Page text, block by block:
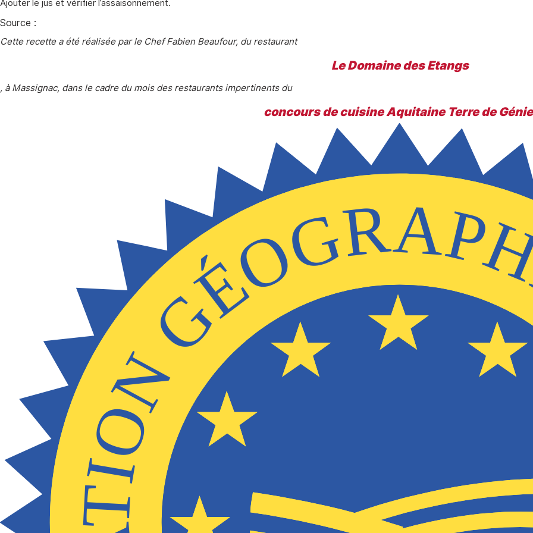
Ajouter le jus et vérifier l’assaisonnement.
Source :
Cette recette a été réalisée par le Chef Fabien Beaufour, du restaurant
Le Domaine des Etangs
, à Massignac, dans le cadre du mois des restaurants impertinents du
concours de cuisine Aquitaine Terre de